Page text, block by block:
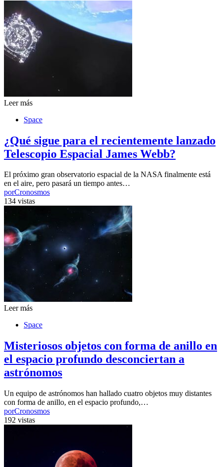
Leer más
Space
¿Qué sigue para el recientemente lanzado
Telescopio Espacial James Webb?
El próximo gran observatorio espacial de la NASA finalmente está
en el aire, pero pasará un tiempo antes…
porCronosmos
134 vistas
Leer más
Space
Misteriosos objetos con forma de anillo en
el espacio profundo desconciertan a
astrónomos
Un equipo de astrónomos han hallado cuatro objetos muy distantes
con forma de anillo, en el espacio profundo,…
porCronosmos
192 vistas